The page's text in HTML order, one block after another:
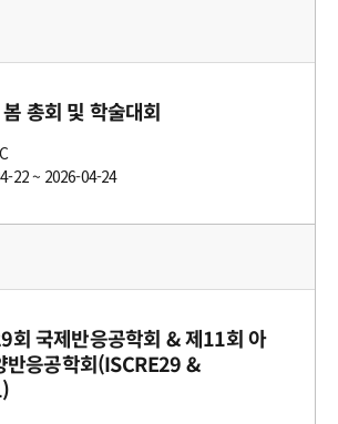
총회 및 학술대회
22 ~ 2026-04-24
회 국제반응공학회 & 제11회 아
반응공학회(ISCRE29 &